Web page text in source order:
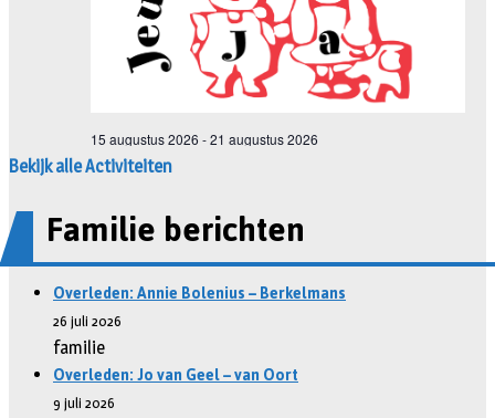
Bekijk alle Activiteiten
Familie berichten
Overleden: Annie Bolenius – Berkelmans
26 juli 2026
familie
Overleden: Jo van Geel – van Oort
9 juli 2026